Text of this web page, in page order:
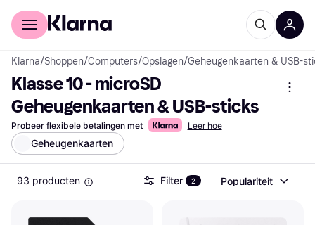
Voor shoppers
Klarna/Shoppen/Computers/Opslagen/Geheugenkaarten & USB-
Klasse 10 - microSD
Geheugenkaarten & USB-sticks
Probeer flexibele betalingen met Leer hoe
Geheugenkaarten
93 producten Filter 2 Populariteit